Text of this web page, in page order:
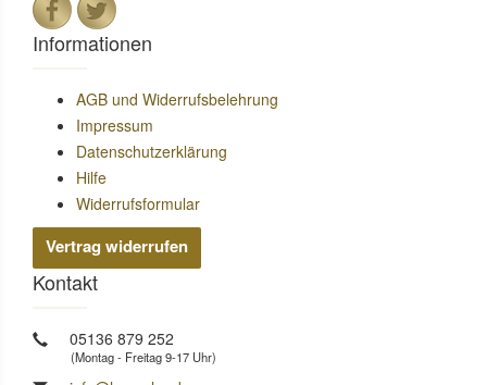
Informationen
AGB und Widerrufsbelehrung
Impressum
Datenschutzerklärung
Hilfe
Widerrufsformular
Vertrag widerrufen
Kontakt
05136 879 252
(Montag - Freitag 9-17 Uhr)